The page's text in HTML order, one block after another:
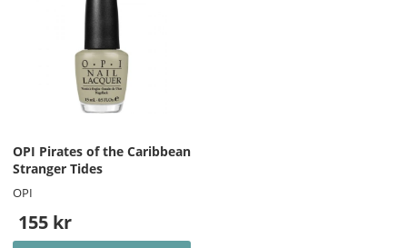
OPI Pirates of the Caribbean
Stranger Tides
OPI
155 kr